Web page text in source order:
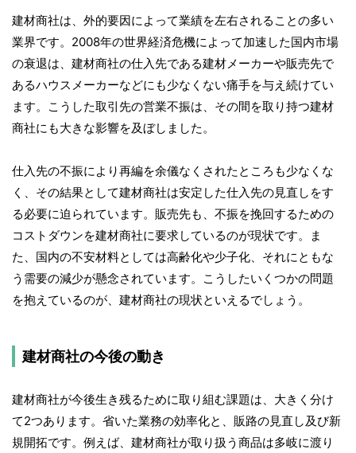
建材商社は、外的要因によって業績を左右されることの多い
業界です。2008年の世界経済危機によって加速した国内市場
の衰退は、建材商社の仕入先である建材メーカーや販売先で
あるハウスメーカーなどにも少なくない痛手を与え続けてい
ます。こうした取引先の営業不振は、その間を取り持つ建材
商社にも大きな影響を及ぼしました。
仕入先の不振により再編を余儀なくされたところも少なくな
く、その結果として建材商社は安定した仕入先の見直しをす
る必要に迫られています。販売先も、不振を挽回するための
コストダウンを建材商社に要求しているのが現状です。ま
た、国内の不安材料としては高齢化や少子化、それにともな
う需要の減少が懸念されています。こうしたいくつかの問題
を抱えているのが、建材商社の現状といえるでしょう。
建材商社の今後の動き
建材商社が今後生き残るために取り組む課題は、大きく分け
て2つあります。省いた業務の効率化と、販路の見直し及び新
規開拓です。例えば、建材商社が取り扱う商品は多岐に渡り